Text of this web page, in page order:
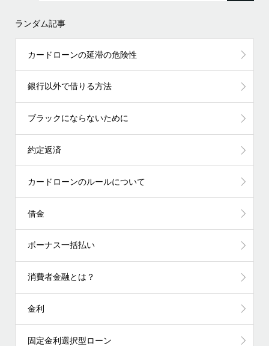
ランダム記事
カードローンの延滞の危険性
銀行以外で借りる方法
ブラックにならないために
約定返済
カードローンのルールについて
借金
ボーナス一括払い
消費者金融とは？
金利
固定金利選択型ローン